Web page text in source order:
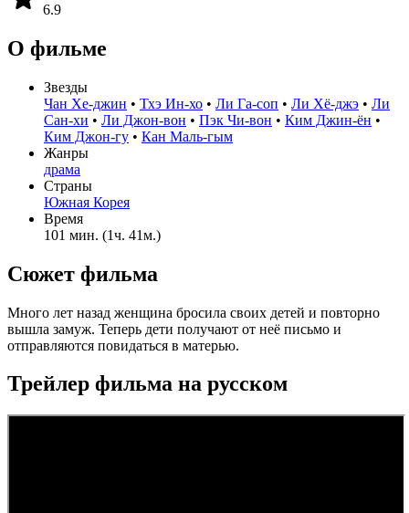
6.9
О фильме
Звезды
Чан Хе-джин • Тхэ Ин-хо • Ли Га-соп • Ли Хё-джэ • Ли
Сан-хи • Ли Джон-вон • Пэк Чи-вон • Ким Джин-ён •
Ким Джон-гу • Кан Маль-гым
Жанры
драма
Страны
Южная Корея
Время
101 мин. (1ч. 41м.)
Сюжет фильма
Много лет назад женщина бросила своих детей и повторно
вышла замуж. Теперь дети получают от неё письмо и
отправляются повидаться в матерью.
Трейлер фильма на русском